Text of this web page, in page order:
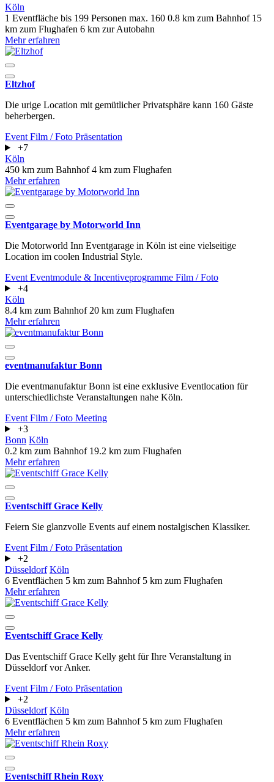
Köln
1 Eventfläche bis 199 Personen max. 160 0.8 km zum Bahnhof 15
km zum Flughafen 6 km zur Autobahn
Mehr erfahren
Eltzhof
Die urige Location mit gemütlicher Privatsphäre kann 160 Gäste
beherbergen.
Event Film / Foto Präsentation
+7
Köln
450 km zum Bahnhof4 km zum Flughafen
Mehr erfahren
Eventgarage by Motorworld Inn
Die Motorworld Inn Eventgarage in Köln ist eine vielseitige
Location im coolen Industrial Style.
Event Eventmodule & Incentiveprogramme Film / Foto
+4
Köln
8.4 km zum Bahnhof 20 km zum Flughafen
Mehr erfahren
eventmanufaktur Bonn
Die eventmanufaktur Bonn ist eine exklusive Eventlocation für
unterschiedlichste Veranstaltungen nahe Köln.
Event Film / Foto Meeting
+3
Bonn Köln
0.2 km zum Bahnhof 19.2 km zum Flughafen
Mehr erfahren
Eventschiff Grace Kelly
Feiern Sie glanzvolle Events auf einem nostalgischen Klassiker.
Event Film / Foto Präsentation
+2
Düsseldorf Köln
6 Eventflächen 5 km zum Bahnhof 5 km zum Flughafen
Mehr erfahren
Eventschiff Grace Kelly
Das Eventschiff Grace Kelly geht für Ihre Veranstaltung in
Düsseldorf vor Anker.
Event Film / Foto Präsentation
+2
Düsseldorf Köln
6 Eventflächen 5 km zum Bahnhof 5 km zum Flughafen
Mehr erfahren
Eventschiff Rhein Roxy